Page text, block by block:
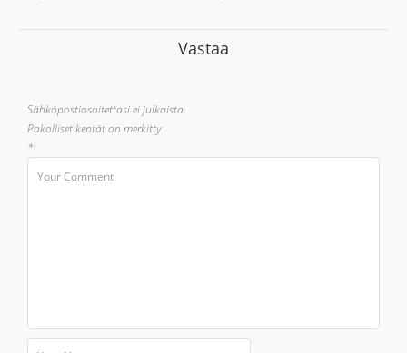
Vastaa
Sähköpostiosoitettasi ei julkaista.
Pakolliset kentät on merkitty
*